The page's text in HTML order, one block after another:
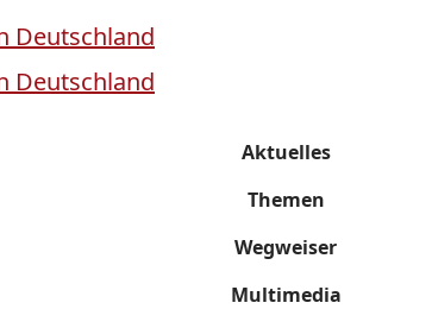
Aktuelles
Themen
Wegweiser
Multimedia